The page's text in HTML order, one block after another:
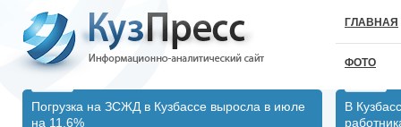
ГЛАВНАЯ
ФОТО
Погрузка на ЗСЖД в Кузбассе выросла в июле
на 11,6%
В